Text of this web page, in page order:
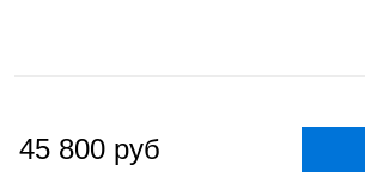
45 800 руб